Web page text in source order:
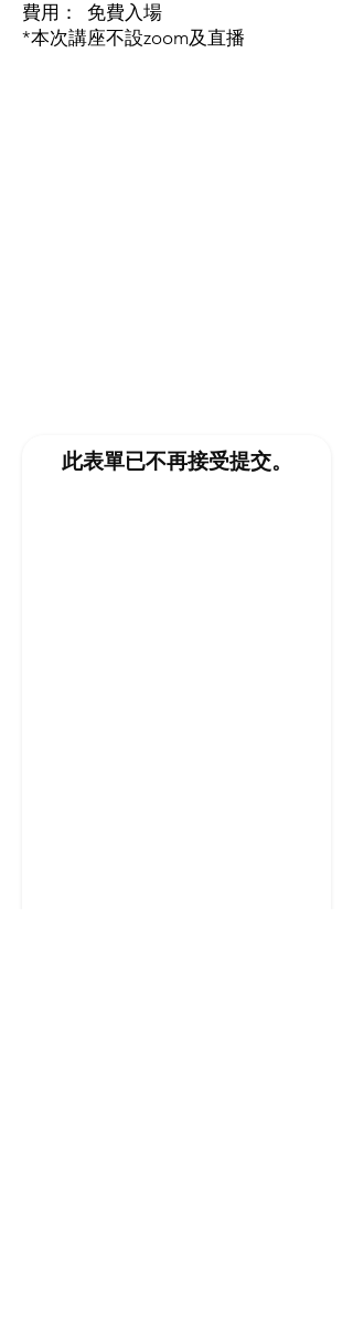
費用： 免費入場
*本次講座不設zoom及直播
此表單已不再接受提交。